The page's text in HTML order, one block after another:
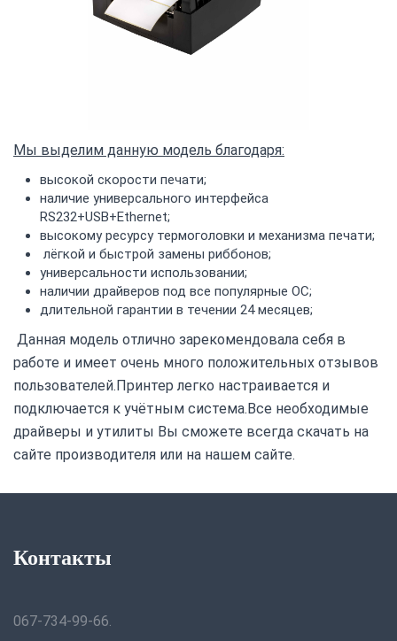
Мы выделим данную модель благодаря:
высокой скорости печати;
наличие универсального интерфейса
RS232+USB+Ethernet;
высокому ресурсу термоголовки и механизма печати;
лёгкой и быстрой замены риббонов;
универсальности использовании;
наличии драйверов под все популярные ОС;
длительной гарантии в течении 24 месяцев;
Данная модель отлично зарекомендовала себя в
работе и имеет очень много положительных отзывов
пользователей.Принтер легко настраивается и
подключается к учётным система.Все необходимые
драйверы и утилиты Вы сможете всегда скачать на
сайте производителя или на нашем сайте.
Контакты
067-734-99-66.